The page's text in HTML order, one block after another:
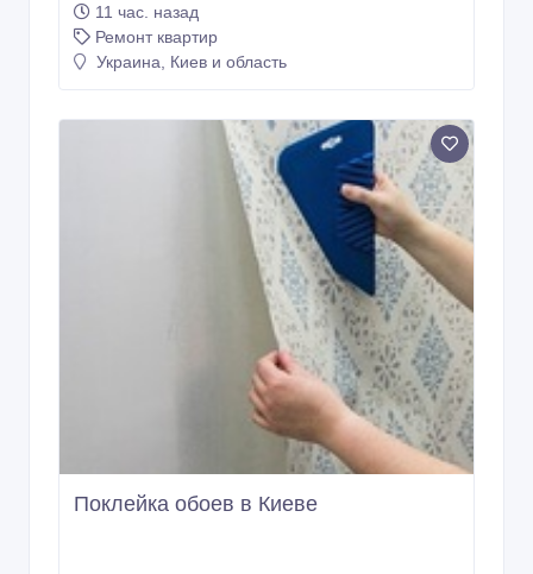
11 час. назад
Ремонт квартир
Украина, Киев и область
Поклейка обоев в Киеве